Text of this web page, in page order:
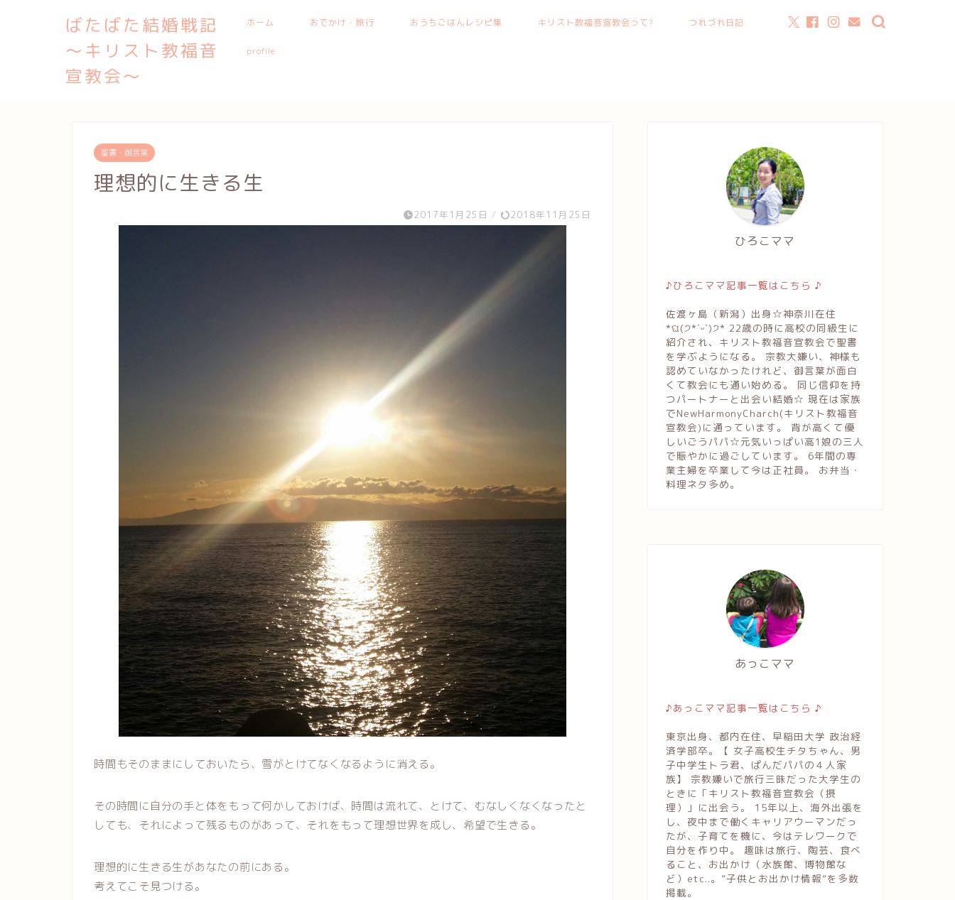
ばたばた結婚戦記
〜キリスト教福音
宣教会〜
ホーム おでかけ・旅行 おうちごはんレシピ集 キリスト教福音宣教会って? つれづれ日記
profile
聖書・御言葉
理想的に生きる生
2017年1月25日 / 2018年11月25日
時間もそのままにしておいたら、雪がとけてなくなるように消える。
その時間に自分の手と体をもって何かしておけば、時間は流れて、とけて、むなしくなくなったと
しても、それによって残るものがあって、それをもって理想世界を成し、希望で生きる。
理想的に生きる生があなたの前にある。
考えてこそ見つける。
ひろこママ
♪ひろこママ記事一覧はこちら ♪
佐渡ヶ島（新潟）出身☆神奈川在住
*ଘ(੭*ˊᵕˋ)੭* 22歳の時に高校の同級生に
紹介され、キリスト教福音宣教会で聖書
を学ぶようになる。 宗教大嫌い、神様も
認めていなかったけれど、御言葉が面白
くて教会にも通い始める。 同じ信仰を持
つパートナーと出会い結婚☆ 現在は家族
でNewHarmonyCharch(キリスト教福音
宣教会)に通っています。 背が高くて優
しいごうパパ☆元気いっぱい高1娘の三人
で賑やかに過ごしています。 6年間の専
業主婦を卒業して今は正社員。 お弁当・
料理ネタ多め。
あっこママ
♪あっこママ記事一覧はこちら ♪
東京出身、都内在住、早稲田大学 政治経
済学部卒。【 女子高校生チタちゃん、男
子中学生トラ君、ぱんだパパの４人家
族】 宗教嫌いで旅行三昧だった大学生の
ときに「キリスト教福音宣教会（摂
理）」に出会う。 15年以上、海外出張を
し、夜中まで働くキャリアウーマンだっ
たが、子育てを機に、今はテレワークで
自分を作り中。 趣味は旅行、陶芸、食べ
ること、お出かけ（水族館、博物館な
ど）etc..。”子供とお出かけ情報”を多数
掲載。